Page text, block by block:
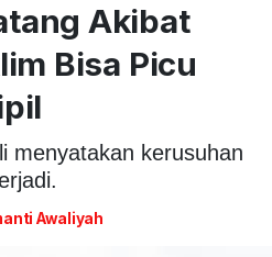
Akibat
Bisa Picu
menyatakan kerusuhan
Awaliyah